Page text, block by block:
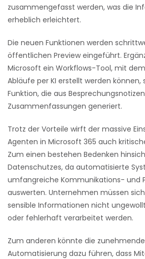
zusammengefasst werden, was die
erheblich erleichtert.
Die neuen Funktionen werden
öffentlichen Preview eingeführt.
Microsoft ein Workflows-Tool, mit
Abläufe per KI erstellt werden können,
Funktion, die aus
Zusammenfassungen generiert.
Trotz der Vorteile wirft der massive
Agenten in Microsoft 365 auch
Zum einen bestehen Bedenken
Datenschutzes, da automatisierte
umfangreiche Kommunikations- und
auswerten. Unternehmen müssen
sensible Informationen nicht
oder fehlerhaft verarbeitet werden.
Zum anderen könnte die zunehmende
Automatisierung dazu führen, dass